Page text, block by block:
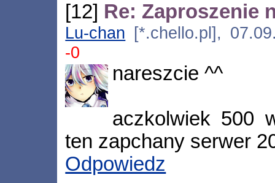
[12] Re: Zaproszenie
Lu-chan [*.chello.pl],
-0
nareszcie ^^
aczkolwiek 500
ten zapchany serwer
Odpowiedz